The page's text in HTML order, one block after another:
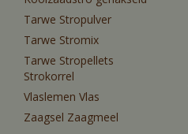
Tarwe Stropulver
Tarwe Stromix
Tarwe Stropellets
Strokorrel
Vlaslemen Vlas
Zaagsel Zaagmeel